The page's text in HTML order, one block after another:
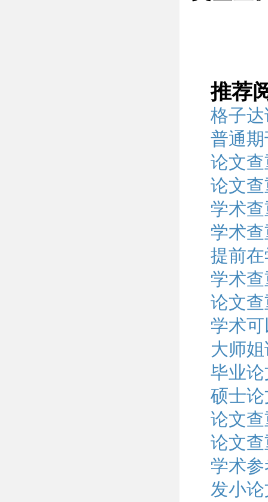
推荐
格子
普通
论文
论文
学术
学术
提前
学术
论文
学术
大师
毕业
硕士
论文
论文
学术
发小